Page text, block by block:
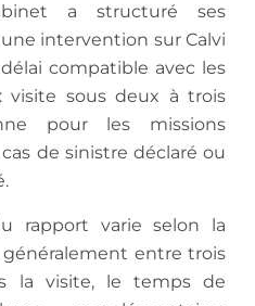
a structuré ses
intervention sur Calvi
compatible avec les
visite sous deux à trois
pour les missions
de sinistre déclaré ou
rapport varie selon la
entre trois
la visite, le temps de